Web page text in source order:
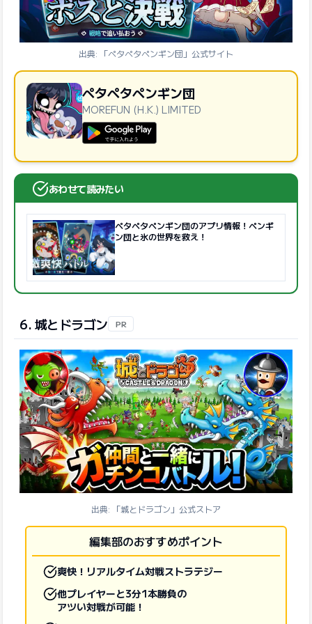
出典: 「ペタペタペンギン団」公式サイト
ペタペタペンギン団
MOREFUN (H.K.) LIMITED
あわせて読みたい
ペタペタペンギン団のアプリ情報！ペンギ
ン団と氷の世界を救え！
6. 城とドラゴン PR
出典: 「城とドラゴン」公式ストア
編集部のおすすめポイント
爽快！リアルタイム対戦ストラテジー
他プレイヤーと3分1本勝負の
アツい対戦が可能！